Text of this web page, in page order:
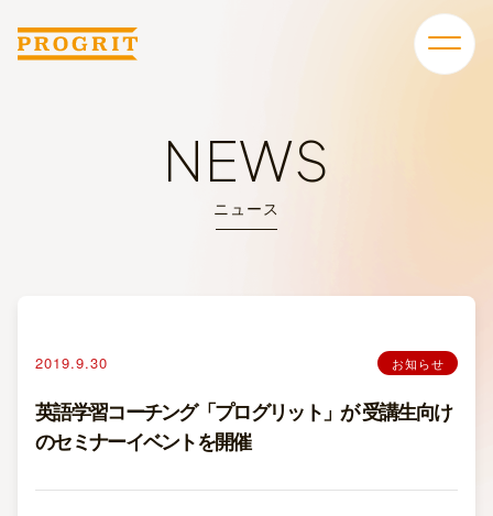
NEWS
ニュース
2019.9.30 お知らせ
英語学習コーチング「プログリット」が 受講生向け
のセミナーイベントを開催